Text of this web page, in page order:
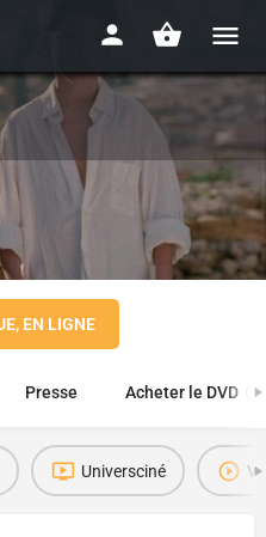
EN LIGNE
Presse Acheter le DVD 1
Universciné